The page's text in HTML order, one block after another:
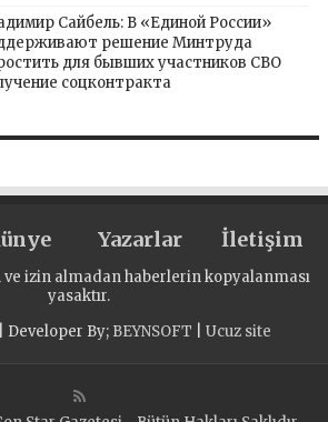
Сайбель: В «Единой России»
решение Минтруда
для бывших участников СВО
соцконтракта
Yazarlar İletişim
izin almadan haberlerin kopyalanması
yasaktır.
Developer By; BEYNSOFT Ucuz site